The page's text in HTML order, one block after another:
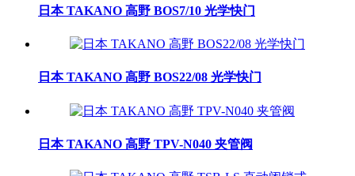
日本 TAKANO 高野 BOS7/10 光学快门
日本 TAKANO 高野 BOS22/08 光学快门
日本 TAKANO 高野 TPV-N040 夹管阀